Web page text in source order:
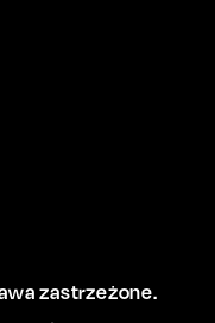
zastrzeżone.